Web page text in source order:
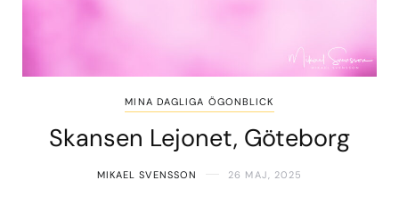
MINA DAGLIGA ÖGONBLICK
Skansen Lejonet, Göteborg
MIKAEL SVENSSON 26 MAJ, 2025